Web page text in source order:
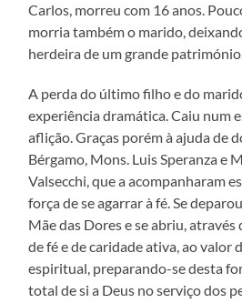
Carlos, morreu com 16 anos.
morria também o marido,
herdeira de um grande
A perda do último filho e do
experiência dramática. Caiu num
aflição. Graças porém à ajuda de
Bérgamo, Mons. Luis Speranza e
Valsecchi, que a acompanharam
força de se agarrar à fé. Se
Mãe das Dores e se abriu,
de fé e de caridade ativa, ao valor
espiritual, preparando-se desta
total de si a Deus no serviço dos